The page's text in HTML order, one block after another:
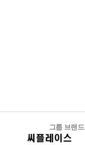
그룹 브랜드